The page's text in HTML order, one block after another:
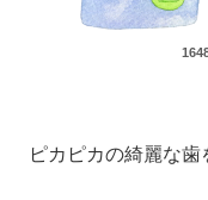
ピカピカの綺麗な